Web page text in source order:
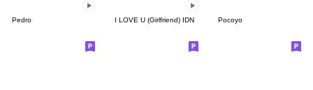
Pedro I LOVE U (Girlfriend) IDN Pocoyo